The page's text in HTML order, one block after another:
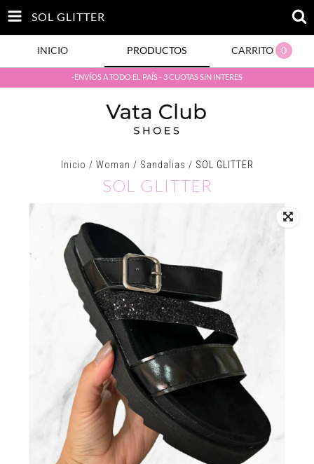
SOL GLITTER
INICIO PRODUCTOS CARRITO 0
-ENVÍOS A TODO EL PAÍS - 3 CUOTAS SIN INTERES
Inicio / Woman / Sandalias / SOL GLITTER
SOL GLITTER